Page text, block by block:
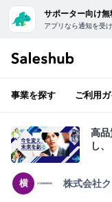
サポーター向け無
アプリなら通知を受
事業を探す ご利用
高品
し
横 株式会社
経
豊
富
テ
ラ
が
ベ
ン
チ
ー
支
援
無
料
し
て
ロ
グ